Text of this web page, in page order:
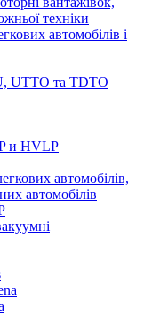
техніки
автомобілів і
UTTO та TDTO
и HVLP
автомобілів,
автомобілів